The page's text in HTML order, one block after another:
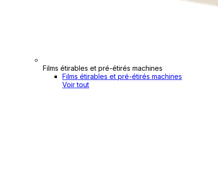
Films étirables et pré-étirés machines
Films étirables et pré-étirés machines
Voir tout